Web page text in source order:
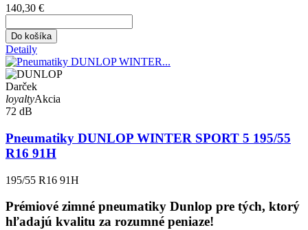
140,30 €
Do košíka
Detaily
Darček
loyaltyAkcia
72 dB
Pneumatiky DUNLOP WINTER SPORT 5 195/55
R16 91H
195/55 R16 91H
Prémiové zimné pneumatiky Dunlop pre tých, ktorý
hľadajú kvalitu za rozumné peniaze!